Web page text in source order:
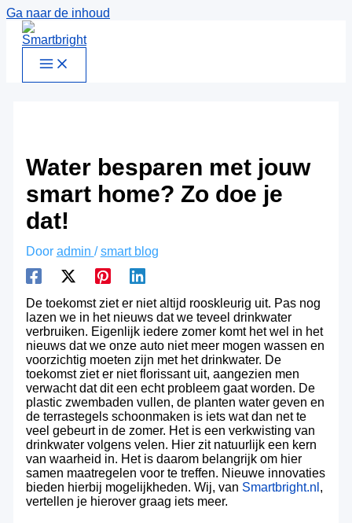
Ga naar de inhoud
Water besparen met jouw
smart home? Zo doe je
dat!
Door admin /smart blog
De toekomst ziet er niet altijd rooskleurig uit. Pas nog
lazen we in het nieuws dat we teveel drinkwater
verbruiken. Eigenlijk iedere zomer komt het wel in het
nieuws dat we onze auto niet meer mogen wassen en
voorzichtig moeten zijn met het drinkwater. De
toekomst ziet er niet florissant uit, aangezien men
verwacht dat dit een echt probleem gaat worden. De
plastic zwembaden vullen, de planten water geven en
de terrastegels schoonmaken is iets wat dan net te
veel gebeurt in de zomer. Het is een verkwisting van
drinkwater volgens velen. Hier zit natuurlijk een kern
van waarheid in. Het is daarom belangrijk om hier
samen maatregelen voor te treffen. Nieuwe innovaties
bieden hierbij mogelijkheden. Wij, van Smartbright.nl ,
vertellen je hierover graag iets meer.